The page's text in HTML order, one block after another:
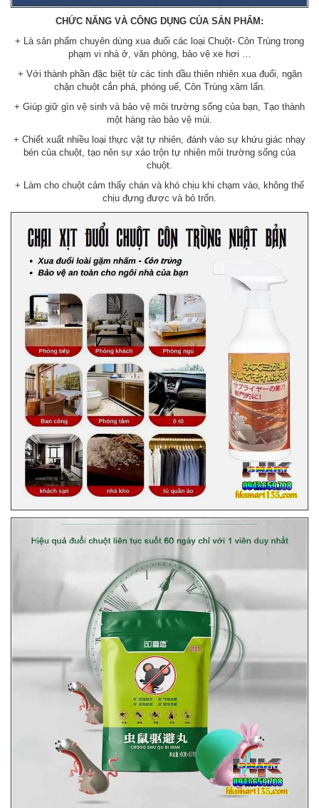
CHỨC NĂNG VÀ CÔNG DỤNG CỦA SẢN PHẨM:
+ Là sản phẩm chuyên dùng xua đuổi các loại Chuột- Côn Trùng trong
phạm vi nhà ở, văn phòng, bảo vệ xe hơi …
+ Với thành phần đặc biệt từ các tinh dầu thiên nhiên xua đuổi, ngăn
chặn chuột cắn phá, phóng uế, Côn Trùng xâm lấn.
+ Giúp giữ gìn vệ sinh và bảo vệ môi trường sống của bạn, Tạo thành
một hàng rào bảo vệ mùi.
+ Chiết xuất nhiều loại thực vật tự nhiên, đánh vào sự khứu giác nhạy
bén của chuột, tạo nên sự xáo trộn tự nhiên môi trường sống của
chuột.
+ Làm cho chuột cảm thấy chán và khó chịu khi chạm vào, không thể
chịu đựng được và bỏ trốn.